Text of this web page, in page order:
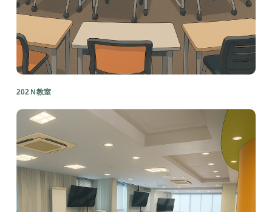
202Ｎ教室